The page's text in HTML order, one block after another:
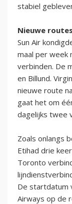
stabiel
Nieuwe routes
Sun Air
maal per week
verbinden. De
en Billund.
nieuwe route
gaat het om
dagelijks twee
Zoals onlangs
Etihad drie
Toronto
De startdatum
Airways op de